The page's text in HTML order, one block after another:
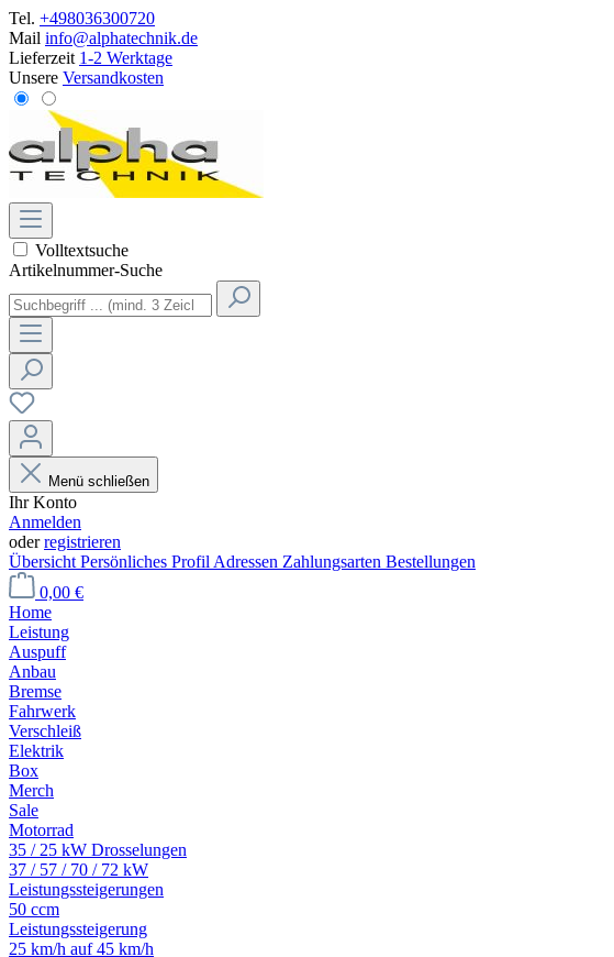
Tel. +498036300720
Mail info@alphatechnik.de
Lieferzeit 1-2 Werktage
Unsere Versandkosten
Volltextsuche
Artikelnummer-Suche
Menü schließen
Ihr Konto
Anmelden
oderregistrieren
Übersicht Persönliches Profil Adressen Zahlungsarten Bestellungen
0,00 €
Home
Leistung
Auspuff
Anbau
Bremse
Fahrwerk
Verschleiß
Elektrik
Box
Merch
Sale
Motorrad
35 / 25 kW Drosselungen
37 / 57 / 70 / 72 kW
Leistungssteigerungen
50 ccm
Leistungssteigerung
25 km/h auf 45 km/h